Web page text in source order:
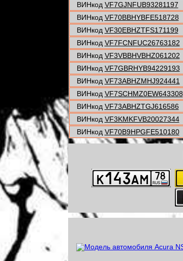
ВИНкод VF7GJNFUB93281197
ВИНкод VF70BBHYBFE518728
ВИНкод VF30EBHZTFS171199
ВИНкод VF7FCNFUC26763182
ВИНкод VF3VBBHVBHZ061202
ВИНкод VF7GBRHYB94229193
ВИНкод VF73ABHZMHJ924441
ВИНкод VF7SCHMZ0EW643308
ВИНкод VF73ABHZTGJ616586
ВИНкод VF3KMKFVB20027344
ВИНкод VF70B9HPGFE510180